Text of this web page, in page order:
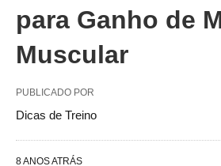
para Ganho de
Muscular
PUBLICADO POR
Dicas de Treino
8 ANOS ATRÁS